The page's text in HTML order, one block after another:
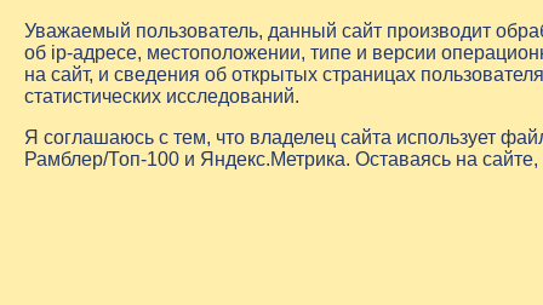
Уважаемый пользователь, данный сайт производит
об ip-адресе, местоположении, типе и версии
на сайт, и сведения об открытых страницах
статистических исследований.
Я соглашаюсь с тем, что владелец сайта использует
Рамблер/Топ-100 и Яндекс.Метрика. Оставаясь на